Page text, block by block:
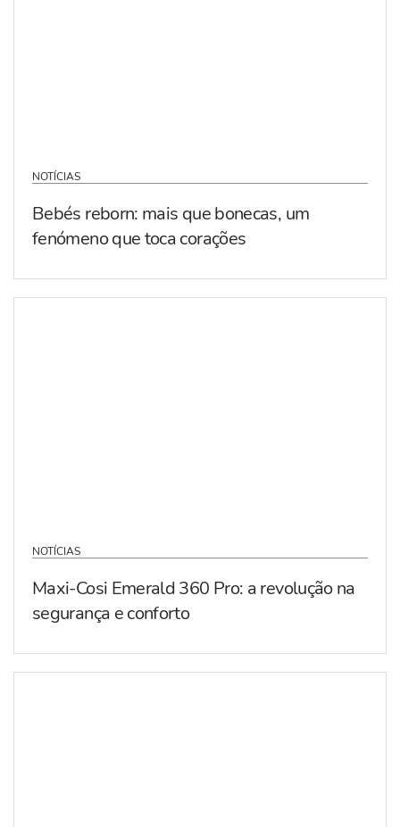
NOTÍCIAS
Bebés reborn: mais que bonecas, um
fenómeno que toca corações
NOTÍCIAS
Maxi-Cosi Emerald 360 Pro: a revolução na
segurança e conforto